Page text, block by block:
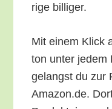
ri­ge billiger.
Mit einem Klick
ton unter jedem
gelangst du zur
Amazon.de.